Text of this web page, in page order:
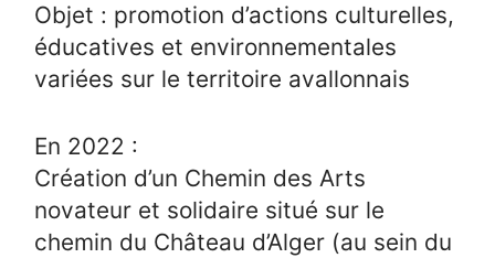
Objet : promotion d’actions culturelles,
éducatives et environnementales
variées sur le territoire avallonnais
En 2022 :
Création d’un Chemin des Arts
novateur et solidaire situé sur le
chemin du Château d’Alger (au sein du